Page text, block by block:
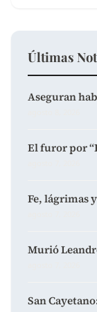
Últimas
Aseguran
El furor por
Fe, lágrimas
Murió
San